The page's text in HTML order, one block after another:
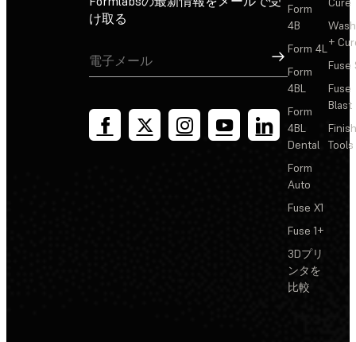
け取る
サインアップ
Form
4B
Form 4L
Form
4BL
Form
4BL
Dental
Form
Auto
Fuse X1
Fuse 1+
3Dプリ
ンタを
比較
+
Fuse
Fuse
Blast
Tools